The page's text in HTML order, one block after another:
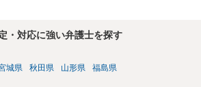
されることをお勧めします。
・対応に強い弁護士を探す
城県 秋田県 山形県 福島県